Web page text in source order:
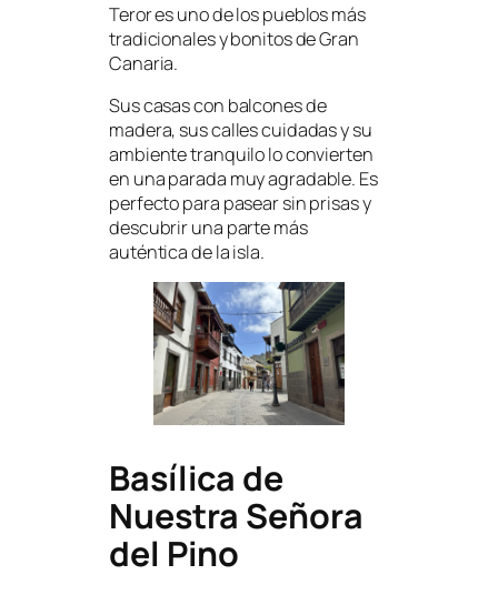
Teror es uno de los pueblos más
tradicionales y bonitos de Gran
Canaria.
Sus casas con balcones de
madera, sus calles cuidadas y su
ambiente tranquilo lo convierten
en una parada muy agradable. Es
perfecto para pasear sin prisas y
descubrir una parte más
auténtica de la isla.
Basílica de
Nuestra Señora
del Pino